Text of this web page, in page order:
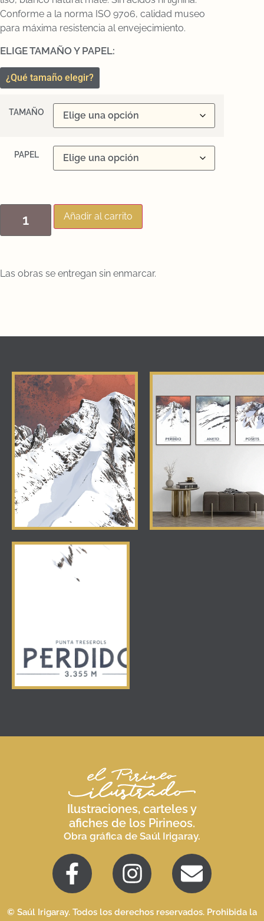
Conforme a la norma ISO 9706, calidad museo
para máxima resistencia al envejecimiento.
ELIGE TAMAÑO Y PAPEL:
¿Qué tamaño elegir?
TAMAÑO
PAPEL
Añadir al carrito
Las obras se entregan sin enmarcar.
Ilustraciones, carteles y
afiches de los Pirineos.
Obra gráfica de Saúl Irigaray.
© Saúl Irigaray. Todos los derechos reservados. Prohibida la